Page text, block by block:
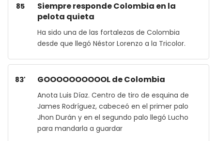
85
Siempre responde Colombia en la
pelota quieta
Ha sido una de las fortalezas de Colombia
desde que llegó Néstor Lorenzo a la Tricolor.
83' GOOOOOOOOOOL de Colombia
Anota Luis Díaz. Centro de tiro de esquina de
James Rodríguez, cabeceó en el primer palo
Jhon Durán y en el segundo palo llegó Lucho
para mandarla a guardar